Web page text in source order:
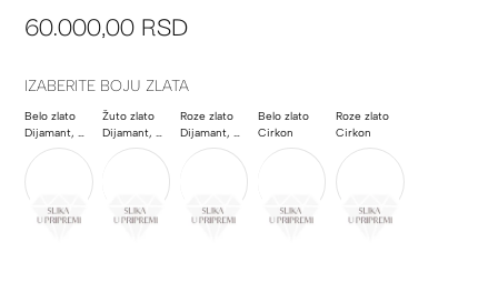
of
gallery
60.000,00 RSD
IZABERITE BOJU ZLATA
Belo zlato
Dijamant, Morganit, Poludragi kamen
Žuto zlato
Dijamant, Morganit, Poludragi kamen
Roze zlato
Dijamant, Morganit, Poludragi kamen
Belo zlato
Cirkon
Roze zlato
Cirkon